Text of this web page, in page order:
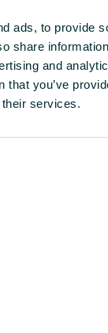
ads, to provide
share
and
that you’ve
services.